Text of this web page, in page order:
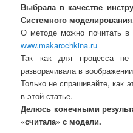
Выбрала в качестве
Системного
О методе можно почитать
www.makarochkina.ru
Так как для процесса не
разворачивала в
Только не спрашивайте, как
в этой статье.
Делюсь конечными
«считала» с модели.